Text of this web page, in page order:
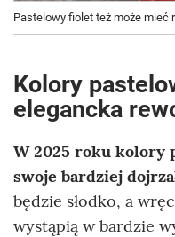
Pastelowy fiolet też może mieć
Kolory
elegancka
W 2025 roku kolory
swoje bardziej
będzie słodko, a
wystąpią w bardzie